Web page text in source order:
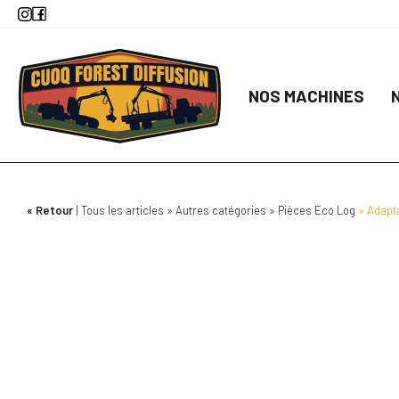
Aller
principal
NOS MACHINES
Retour Tous les articles Autres catégories Pièces Eco Log